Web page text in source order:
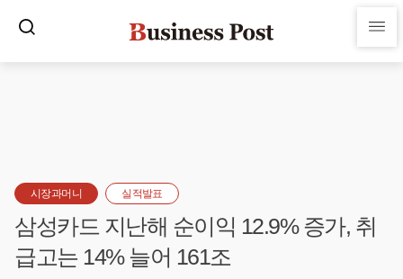
시장과머니 실적발표
삼성카드 지난해 순이익 12.9% 증가, 취
급고는 14% 늘어 161조